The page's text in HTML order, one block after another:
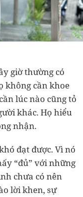
giờ thường có
không cần khoe
lúc nào cũng tỏ
khác. Họ hiểu
nhận.
đạt được. Vì nó
“đủ” với những
chưa có nên
lời khen, sự